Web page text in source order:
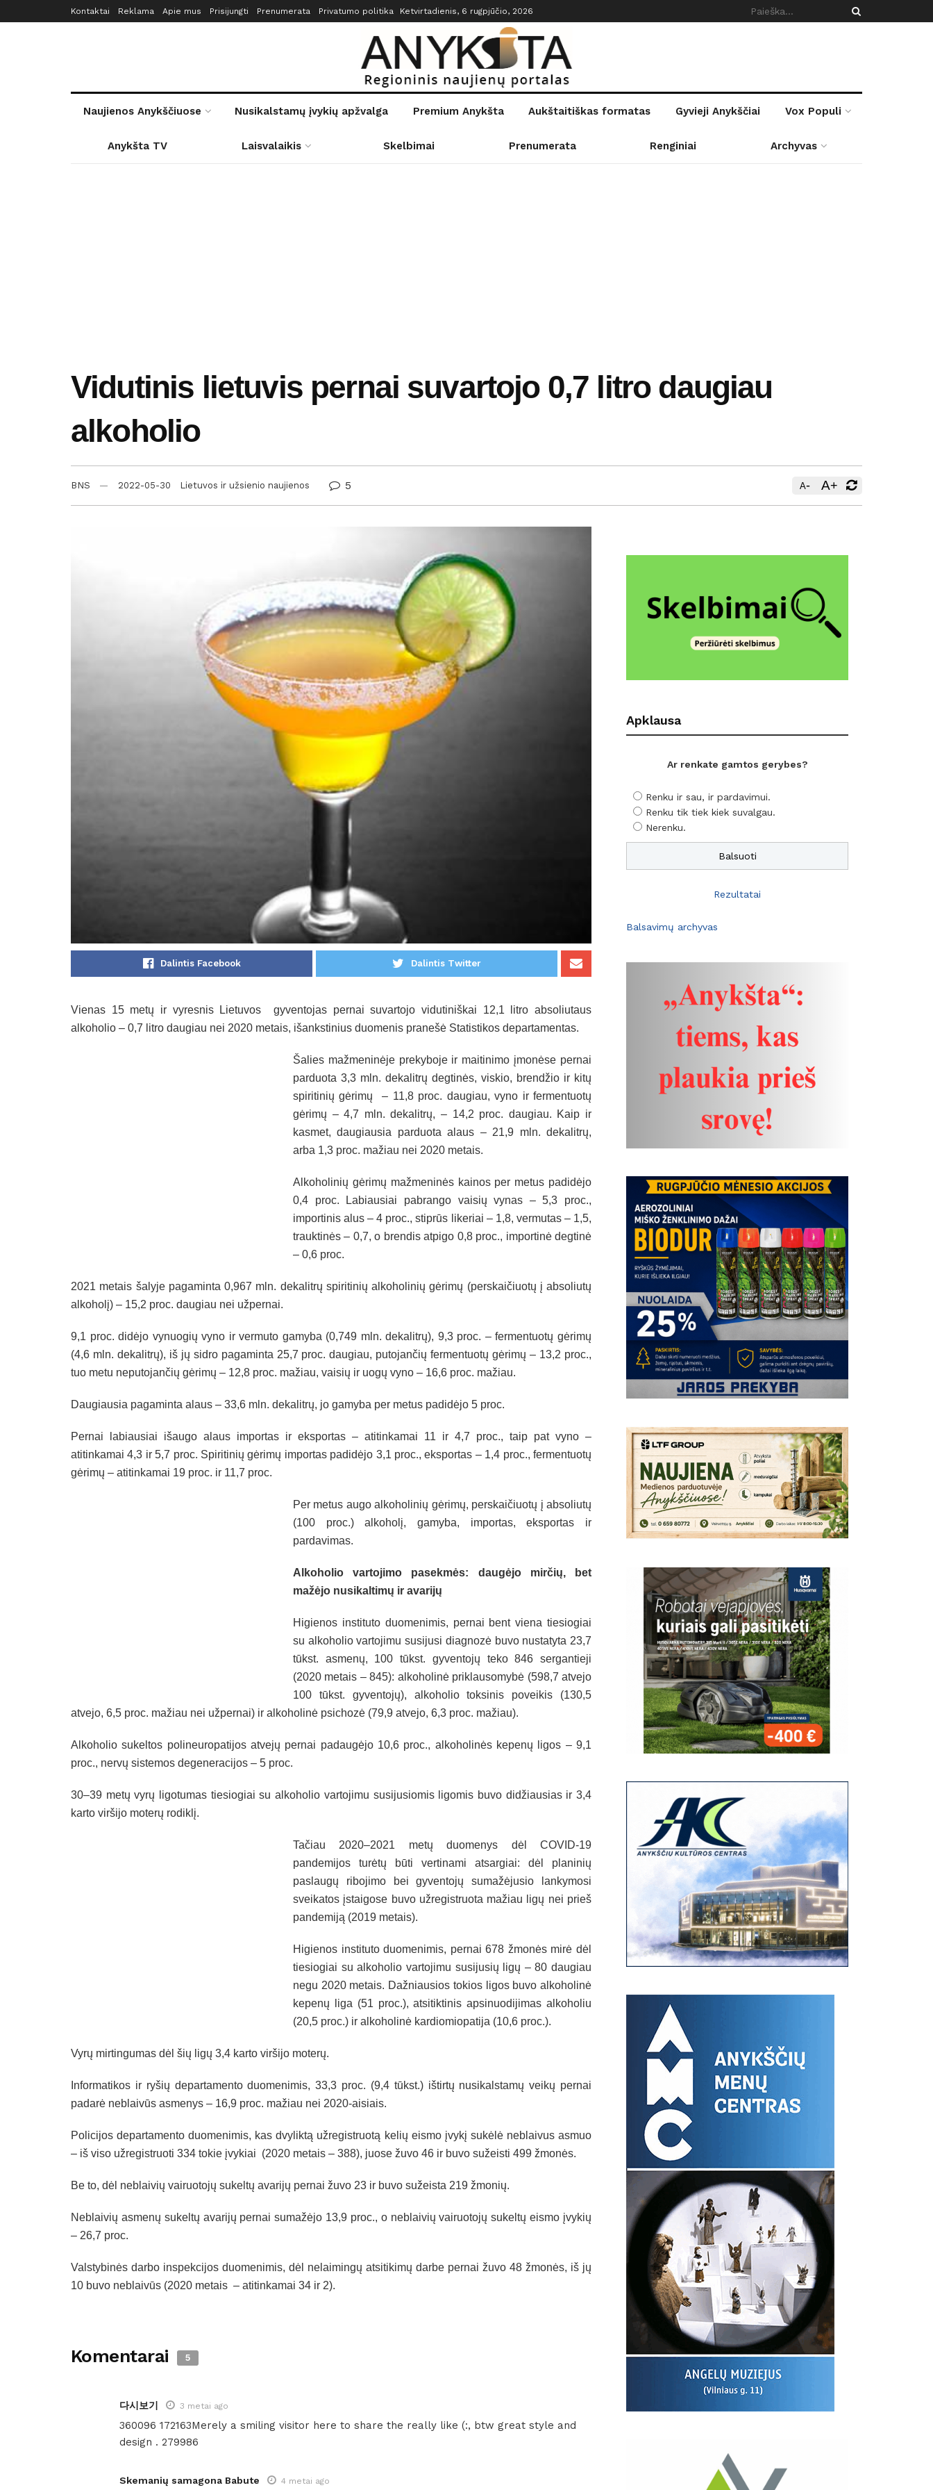
Kontaktai Reklama Apie mus Prisijungti Prenumerata Privatumo politika Ketvirtadienis, 6 rugpjūčio, 2026
Naujienos Anykščiuose Nusikalstamų įvykių apžvalga Premium Anykšta Aukštaitiškas formatas Gyvieji Anykščiai Vox Populi
Anykšta TV Laisvalaikis Skelbimai Prenumerata Renginiai Archyvas
Vidutinis lietuvis pernai suvartojo 0,7 litro daugiau
alkoholio
BNS 2022-05-30 Lietuvos ir užsienio naujienos 5 A- A+
Dalintis Facebook Dalintis Twitter
Vienas 15 metų ir vyresnis Lietuvos gyventojas pernai suvartojo vidutiniškai 12,1 litro absoliutaus
alkoholio – 0,7 litro daugiau nei 2020 metais, išankstinius duomenis pranešė Statistikos departamentas.
Šalies mažmeninėje prekyboje ir maitinimo įmonėse pernai
parduota 3,3 mln. dekalitrų degtinės, viskio, brendžio ir kitų
spiritinių gėrimų – 11,8 proc. daugiau, vyno ir fermentuotų
gėrimų – 4,7 mln. dekalitrų, – 14,2 proc. daugiau. Kaip ir
kasmet, daugiausia parduota alaus – 21,9 mln. dekalitrų,
arba 1,3 proc. mažiau nei 2020 metais.
Alkoholinių gėrimų mažmeninės kainos per metus padidėjo
0,4 proc. Labiausiai pabrango vaisių vynas – 5,3 proc.,
importinis alus – 4 proc., stiprūs likeriai – 1,8, vermutas – 1,5,
trauktinės – 0,7, o brendis atpigo 0,8 proc., importinė degtinė
– 0,6 proc.
2021 metais šalyje pagaminta 0,967 mln. dekalitrų spiritinių alkoholinių gėrimų (perskaičiuotų į absoliutų
alkoholį) – 15,2 proc. daugiau nei užpernai.
9,1 proc. didėjo vynuogių vyno ir vermuto gamyba (0,749 mln. dekalitrų), 9,3 proc. – fermentuotų gėrimų
(4,6 mln. dekalitrų), iš jų sidro pagaminta 25,7 proc. daugiau, putojančių fermentuotų gėrimų – 13,2 proc.,
tuo metu neputojančių gėrimų – 12,8 proc. mažiau, vaisių ir uogų vyno – 16,6 proc. mažiau.
Daugiausia pagaminta alaus – 33,6 mln. dekalitrų, jo gamyba per metus padidėjo 5 proc.
Pernai labiausiai išaugo alaus importas ir eksportas – atitinkamai 11 ir 4,7 proc., taip pat vyno –
atitinkamai 4,3 ir 5,7 proc. Spiritinių gėrimų importas padidėjo 3,1 proc., eksportas – 1,4 proc., fermentuotų
gėrimų – atitinkamai 19 proc. ir 11,7 proc.
Per metus augo alkoholinių gėrimų, perskaičiuotų į absoliutų
(100 proc.) alkoholį, gamyba, importas, eksportas ir
pardavimas.
Alkoholio vartojimo pasekmės: daugėjo mirčių, bet
mažėjo nusikaltimų ir avarijų
Higienos instituto duomenimis, pernai bent viena tiesiogiai
su alkoholio vartojimu susijusi diagnozė buvo nustatyta 23,7
tūkst. asmenų, 100 tūkst. gyventojų teko 846 sergantieji
(2020 metais – 845): alkoholinė priklausomybė (598,7 atvejo
100 tūkst. gyventojų), alkoholio toksinis poveikis (130,5
atvejo, 6,5 proc. mažiau nei užpernai) ir alkoholinė psichozė (79,9 atvejo, 6,3 proc. mažiau).
Alkoholio sukeltos polineuropatijos atvejų pernai padaugėjo 10,6 proc., alkoholinės kepenų ligos – 9,1
proc., nervų sistemos degeneracijos – 5 proc.
30–39 metų vyrų ligotumas tiesiogiai su alkoholio vartojimu susijusiomis ligomis buvo didžiausias ir 3,4
karto viršijo moterų rodiklį.
Tačiau 2020–2021 metų duomenys dėl COVID-19
pandemijos turėtų būti vertinami atsargiai: dėl planinių
paslaugų ribojimo bei gyventojų sumažėjusio lankymosi
sveikatos įstaigose buvo užregistruota mažiau ligų nei prieš
pandemiją (2019 metais).
Higienos instituto duomenimis, pernai 678 žmonės mirė dėl
tiesiogiai su alkoholio vartojimu susijusių ligų – 80 daugiau
negu 2020 metais. Dažniausios tokios ligos buvo alkoholinė
kepenų liga (51 proc.), atsitiktinis apsinuodijimas alkoholiu
(20,5 proc.) ir alkoholinė kardiomiopatija (10,6 proc.).
Vyrų mirtingumas dėl šių ligų 3,4 karto viršijo moterų.
Informatikos ir ryšių departamento duomenimis, 33,3 proc. (9,4 tūkst.) ištirtų nusikalstamų veikų pernai
padarė neblaivūs asmenys – 16,9 proc. mažiau nei 2020-aisiais.
Policijos departamento duomenimis, kas dvyliktą užregistruotą kelių eismo įvykį sukėlė neblaivus asmuo
– iš viso užregistruoti 334 tokie įvykiai (2020 metais – 388), juose žuvo 46 ir buvo sužeisti 499 žmonės.
Be to, dėl neblaivių vairuotojų sukeltų avarijų pernai žuvo 23 ir buvo sužeista 219 žmonių.
Neblaivių asmenų sukeltų avarijų pernai sumažėjo 13,9 proc., o neblaivių vairuotojų sukeltų eismo įvykių
– 26,7 proc.
Valstybinės darbo inspekcijos duomenimis, dėl nelaimingų atsitikimų darbe pernai žuvo 48 žmonės, iš jų
10 buvo neblaivūs (2020 metais – atitinkamai 34 ir 2).
Komentarai 5
다시보기 3 metai ago
360096 172163Merely a smiling visitor here to share the really like (:, btw great style and
design . 279986
Skemanių samagona Babute 4 metai ago
Apklausa
Ar renkate gamtos gerybes?
Renku ir sau, ir pardavimui.
Renku tik tiek kiek suvalgau.
Nerenku.
Rezultatai
Balsavimų archyvas